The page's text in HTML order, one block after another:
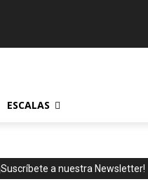
ESCALAS
a nuestra Newsletter!